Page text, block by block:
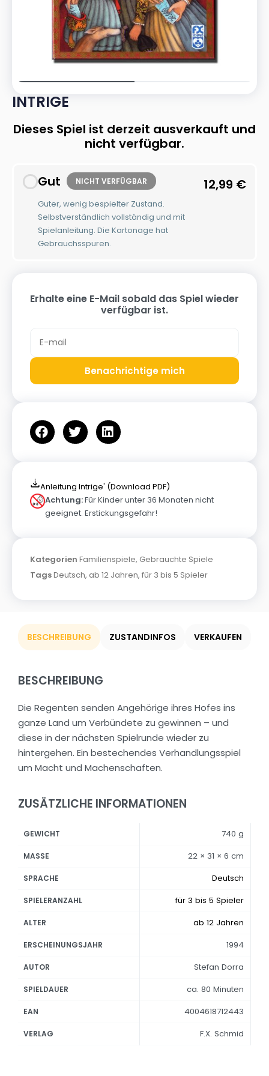
INTRIGE
Dieses Spiel ist derzeit ausverkauft und
nicht verfügbar.
Gut NICHT VERFÜGBAR
Guter, wenig bespielter Zustand.
Selbstverständlich vollständig und mit
Spielanleitung. Die Kartonage hat
Gebrauchsspuren.
12,99 €
Erhalte eine E-Mail sobald das Spiel wieder
verfügbar ist.
Benachrichtige mich
Anleitung Intrige' (Download PDF)
Achtung:Für Kinder unter 36 Monaten nicht
geeignet. Erstickungsgefahr!
Kategorien Familienspiele, Gebrauchte Spiele
TagsDeutsch, ab 12 Jahren, für 3 bis 5 Spieler
BESCHREIBUNG ZUSTANDINFOS VERKAUFEN
BESCHREIBUNG
Die Regenten senden Angehörige ihres Hofes ins
ganze Land um Verbündete zu gewinnen – und
diese in der nächsten Spielrunde wieder zu
hintergehen. Ein bestechendes Verhandlungsspiel
um Macht und Machenschaften.
ZUSÄTZLICHE INFORMATIONEN
GEWICHT 740 g
MASSE 22 × 31 × 6 cm
SPRACHE Deutsch
SPIELERANZAHL für 3 bis 5 Spieler
ALTER ab 12 Jahren
ERSCHEINUNGSJAHR 1994
AUTOR Stefan Dorra
SPIELDAUER ca. 80 Minuten
EAN 4004618712443
VERLAG F.X. Schmid